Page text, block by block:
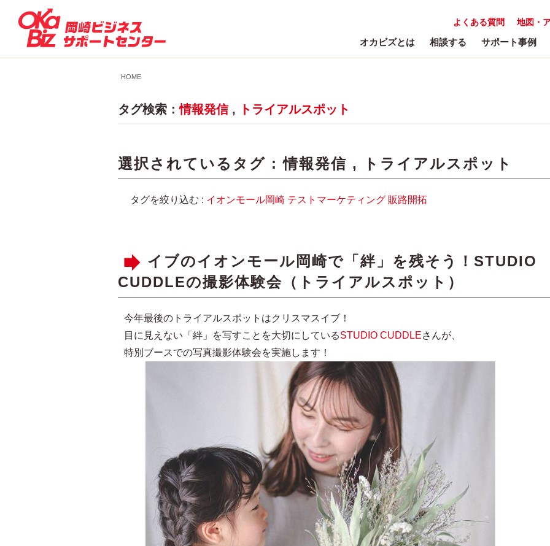
地図・
よくある質問
オカビズとは 相談する サポート事例
HOME
タグ検索：情報発信, トライアルスポット
選択されているタグ :情報発信 , トライアルスポット
タグを絞り込む : イオンモール岡崎 テストマーケティング 販路開拓
イブのイオンモール岡崎で「絆」を残そう！STUDIO
CUDDLEの撮影体験会（トライアルスポット）
今年最後のトライアルスポットはクリスマスイブ！
目に見えない「絆」を写すことを大切にしているSTUDIO CUDDLEさんが、
特別ブースでの写真撮影体験会を実施します！